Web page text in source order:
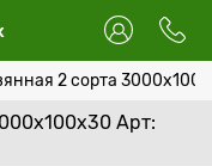
2 сорта
Арт: